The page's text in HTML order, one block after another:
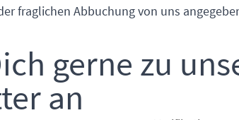
fraglichen Abbuchung von uns
gerne zu
an